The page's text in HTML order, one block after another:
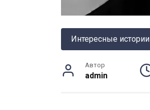
Интересные истории
Автор
admin